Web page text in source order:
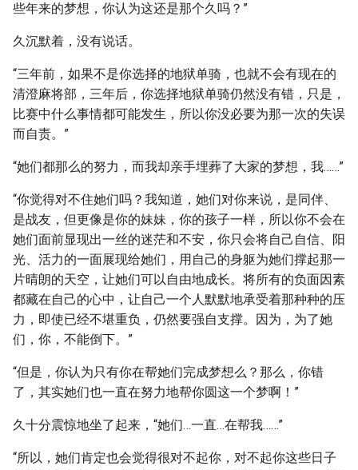
些年来的梦想，你认为这还是那个久吗？”
久沉默着，没有说话。
“三年前，如果不是你选择的地狱单骑，也就不会有现在的
清澄麻将部，三年后，你选择地狱单骑仍然没有错，只是，
比赛中什么事情都可能发生，所以你没必要为那一次的失误
而自责。”
“她们都那么的努力，而我却亲手埋葬了大家的梦想，我……”
“你觉得对不住她们吗？我知道，她们对你来说，是同伴、
是战友，但更像是你的妹妹，你的孩子一样，所以你不会在
她们面前显现出一丝的迷茫和不安，你只会将自己自信、阳
光、活力的一面展现给她们，用自己的身躯为她们撑起那一
片晴朗的天空，让她们可以自由地成长。将所有的负面因素
都藏在自己的心中，让自己一个人默默地承受着那种种的压
力，即使已经不堪重负，仍然要强自支撑。因为，为了她
们，你，不能倒下。”
“但是，你认为只有你在帮她们完成梦想么？那么，你错
了，其实她们也一直在努力地帮你圆这一个梦啊！”
久十分震惊地坐了起来，“她们…一直…在帮我……”
“所以，她们肯定也会觉得很对不起你，对不起你这些日子